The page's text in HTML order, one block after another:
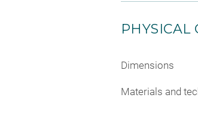
PHYSICAL
Dimensions
Materials and